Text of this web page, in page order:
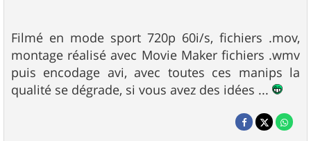
Filmé en mode sport 720p 60i/s, fichiers .mov,
montage réalisé avec Movie Maker fichiers .wmv
puis encodage avi, avec toutes ces manips la
qualité se dégrade, si vous avez des idées ...